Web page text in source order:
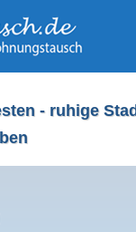
- ruhige